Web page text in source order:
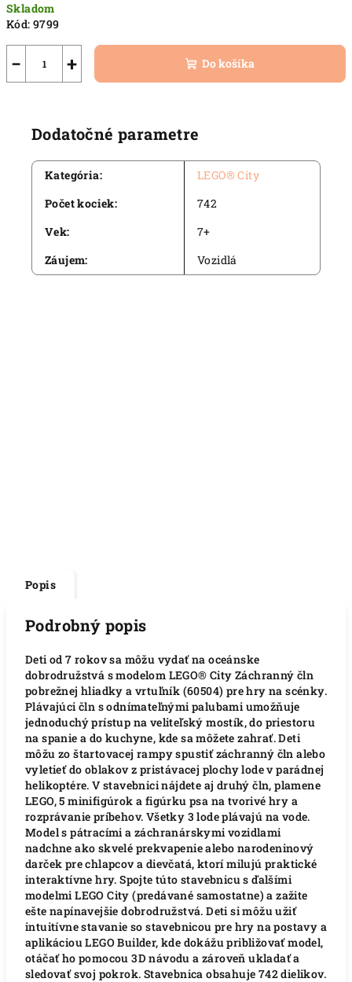
cena:
Skladom
Kód: 9799
+
− Do košíka
Dodatočné parametre
Kategória:
LEGO® City
Počet kociek:
742
Vek:
7+
Záujem: Vozidlá
Popis
Podrobný popis
Deti od 7 rokov sa môžu vydať na oceánske
dobrodružstvá s modelom LEGO® City Záchranný čln
pobrežnej hliadky a vrtuľník (60504) pre hry na scénky.
Plávajúci čln s odnímateľnými palubami umožňuje
jednoduchý prístup na veliteľský mostík, do priestoru
na spanie a do kuchyne, kde sa môžete zahrať. Deti
môžu zo štartovacej rampy spustiť záchranný čln alebo
vyletieť do oblakov z pristávacej plochy lode v parádnej
helikoptére. V stavebnici nájdete aj druhý čln, plamene
LEGO, 5 minifigúrok a figúrku psa na tvorivé hry a
rozprávanie príbehov. Všetky 3 lode plávajú na vode.
Model s pátracími a záchranárskymi vozidlami
nadchne ako skvelé prekvapenie alebo narodeninový
darček pre chlapcov a dievčatá, ktorí milujú praktické
interaktívne hry. Spojte túto stavebnicu s ďalšími
modelmi LEGO City (predávané samostatne) a zažite
ešte napínavejšie dobrodružstvá. Deti si môžu užiť
intuitívne stavanie so stavebnicou pre hry na postavy a
aplikáciou LEGO Builder, kde dokážu približovať model,
otáčať ho pomocou 3D návodu a zároveň ukladať a
sledovať svoj pokrok. Stavebnica obsahuje 742 dielikov.